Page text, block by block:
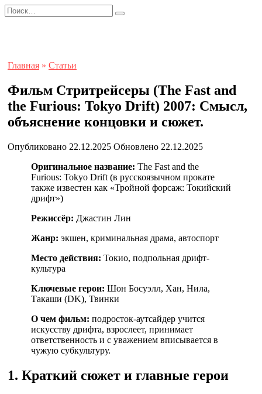
Перейти
к
Search
for:
Главная » Статьи
Фильм Стритрейсеры (The Fast and
the Furious: Tokyo Drift) 2007: Смысл,
объяснение концовки и сюжет.
Опубликовано 22.12.2025 Обновлено 22.12.2025
Оригинальное название: The Fast and the
Furious: Tokyo Drift (в русскоязычном прокате
также известен как «Тройной форсаж: Токийский
дрифт»)
Режиссёр: Джастин Лин
Жанр: экшен, криминальная драма, автоспорт
Место действия: Токио, подпольная дрифт-
культура
Ключевые герои: Шон Босуэлл, Хан, Нила,
Такаши (DK), Твинки
О чем фильм: подросток-аутсайдер учится
искусству дрифта, взрослеет, принимает
ответственность и с уважением вписывается в
чужую субкультуру.
1. Краткий сюжет и главные герои